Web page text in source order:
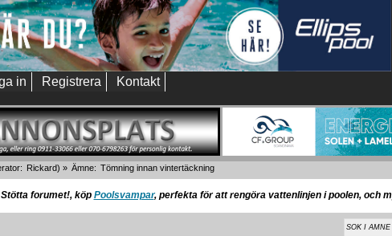
in Registrera Kontakt
Rickard) » Ämne: Tömning innan vintertäckning
Stötta forumet!, köp Poolsvampar, perfekta för att rengöra vattenlinjen i poolen, och